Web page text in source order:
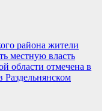
района жители
местную власть
области отмечена в